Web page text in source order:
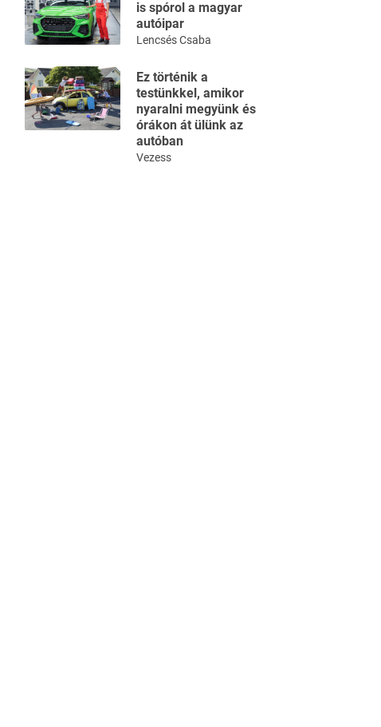
is spórol a magyar
autóipar
Lencsés Csaba
Ez történik a
testünkkel, amikor
nyaralni megyünk és
órákon át ülünk az
autóban
Vezess